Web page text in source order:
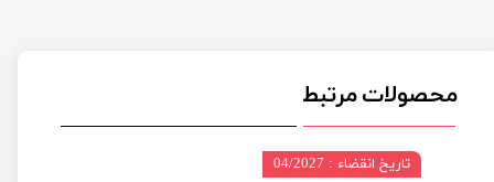
محصولات مرتبط
تاریخ انقضاء : 04/2027